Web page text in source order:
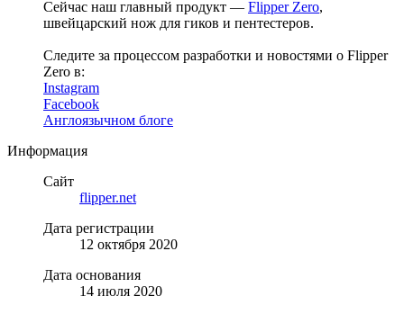
Сейчас наш главный продукт — Flipper Zero,
швейцарский нож для гиков и пентестеров.
Следите за процессом разработки и новостями о Flipper
Zero в:
Instagram
Facebook
Англоязычном блоге
Информация
Сайт
flipper.net
Дата регистрации
12 октября 2020
Дата основания
14 июля 2020